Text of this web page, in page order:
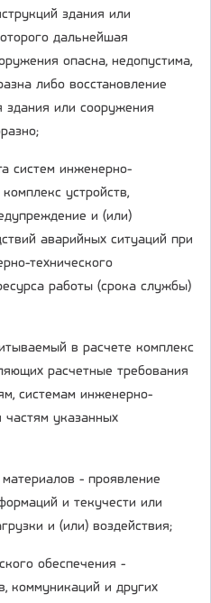
здания или
дальнейшая
опасна, недопустима,
либо восстановление
здания или сооружения
систем инженерно-
устройств,
и (или)
аварийных ситуаций при
технического
работы (срока службы)
в расчете комплекс
расчетные требования
системам инженерно-
частям указанных
- проявление
и текучести или
и (или) воздействия;
обеспечения -
коммуникаций и других